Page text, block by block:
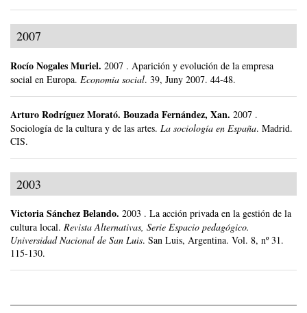
2007
Rocío Nogales Muriel. 2007 . Aparición y evolución de la empresa
social en Europa. Economía social. 39, Juny 2007. 44-48.
Arturo Rodríguez Morató. Bouzada Fernández, Xan. 2007 .
Sociología de la cultura y de las artes. La sociología en España. Madrid.
CIS.
2003
Victoria Sánchez Belando. 2003 . La acción privada en la gestión de la
cultura local. Revista Alternativas, Serie Espacio pedagógico.
Universidad Nacional de San Luis. San Luis, Argentina. Vol. 8, nº 31.
115-130.